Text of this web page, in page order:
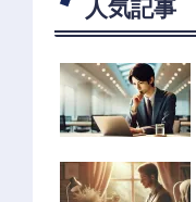
人気記事